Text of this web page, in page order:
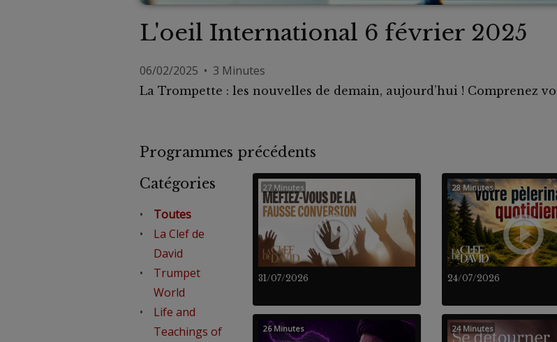
L'oeil International 6 février 2025
06/02/2025 • 3 Minutes
La Trompette : les nouvelles de demain, aujourd’hui ! Comprenez
Programmes précédents
Catégories
Toutes
La Clef de
David
Trumpet
World
Life and
Teachings of
31/07/2026
27 Minutes
24/07/2026
28 Minutes
26 Minutes 24 Minutes